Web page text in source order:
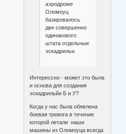
аэродроме
Оломоуц
базировалось
две совершенно
одинакового
штата отдельные
эскадрильи.
Интерессно - может это была
и основа для создания
эскадрильйи Б и У?
Когда у нас была обявлена
боевая тревога в течение
которой летали наши
машины из Оломоуца всегда